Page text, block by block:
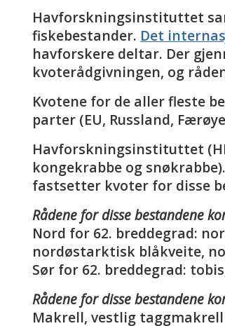
Havforskningsinstituttet
fiskebestander. Det
havforskere deltar. Der
kvoterådgivningen, og
Kvotene for de aller fleste
parter (EU, Russland,
Havforskningsinstituttet
kongekrabbe og
fastsetter kvoter for disse
Rådene for disse bestandene
Nord for 62. breddegrad:
nordøstarktisk blåkveite,
Sør for 62. breddegrad:
Rådene for disse bestandene
Makrell, vestlig